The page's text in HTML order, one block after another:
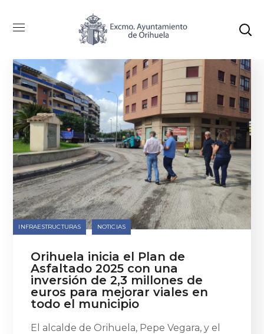
INFRAESTRUCTURAS NOTICIAS
Orihuela inicia el Plan de
Asfaltado 2025 con una
inversión de 2,3 millones de
euros para mejorar viales en
todo el municipio
El alcalde de Orihuela, Pepe Vegara, y el